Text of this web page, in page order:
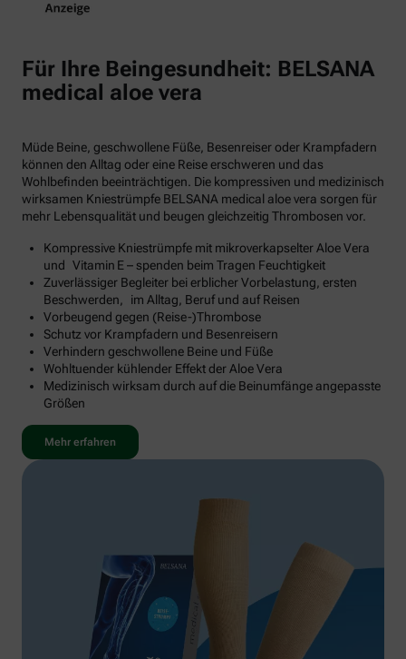
Für Ihre Beingesundheit: BELSANA
medical aloe vera
Müde Beine, geschwollene Füße, Besenreiser oder Krampfadern
können den Alltag oder eine Reise erschweren und das
Wohlbefinden beeinträchtigen. Die kompressiven und medizinisch
wirksamen Kniestrümpfe BELSANA medical aloe vera sorgen für
mehr Lebensqualität und beugen gleichzeitig Thrombosen vor.
Kompressive Kniestrümpfe mit mikroverkapselter Aloe Vera
und Vitamin E – spenden beim Tragen Feuchtigkeit
Zuverlässiger Begleiter bei erblicher Vorbelastung, ersten
Beschwerden, im Alltag, Beruf und auf Reisen
Vorbeugend gegen (Reise-)Thrombose
Schutz vor Krampfadern und Besenreisern
Verhindern geschwollene Beine und Füße
Wohltuender kühlender Effekt der Aloe Vera
Medizinisch wirksam durch auf die Beinumfänge angepasste
Größen
Mehr erfahren